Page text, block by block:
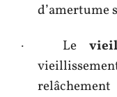
d’amertume
· Le